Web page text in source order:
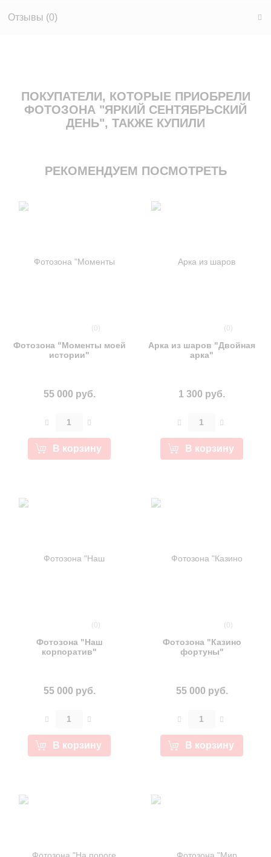
Отзывы (0)
ПОКУПАТЕЛИ, КОТОРЫЕ ПРИОБРЕЛИ
ФОТОЗОНА "ЯРКИЙ СЕНТЯБРЬСКИЙ
ДЕНЬ", ТАКЖЕ КУПИЛИ
РЕКОМЕНДУЕМ ПОСМОТРЕТЬ
(0)
Фотозона "Моменты моей
истории"
55 000 руб.
В корзину
(0)
Арка из шаров "Двойная
арка"
1 300 руб.
В корзину
(0)
Фотозона "Наш
корпоратив"
55 000 руб.
В корзину
(0)
Фотозона "Казино
фортуны"
55 000 руб.
В корзину